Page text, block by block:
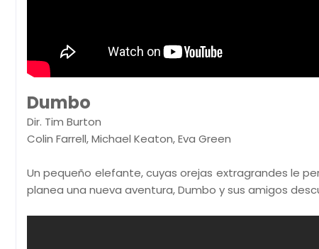
Dumbo
Dir. Tim Burton
Colin Farrell, Michael Keaton, Eva Green
Un pequeño elefante, cuyas orejas extragrandes le
planea una nueva aventura, Dumbo y sus amigos